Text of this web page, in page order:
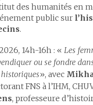
des humanités en
public sur
.
14h-16h : « Les
ou se fondre
historiques», avec
FNS à l’IHM,
, professeure